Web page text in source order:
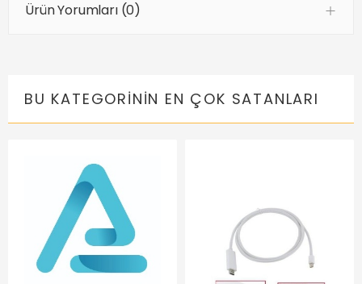
Ürün Yorumları (0)
BU KATEGORININ EN ÇOK SATANLARI